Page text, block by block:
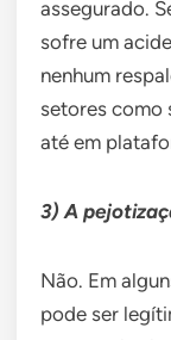
assegurado.
sofre um
nenhum
setores como
até em
3) A
Não. Em
pode ser